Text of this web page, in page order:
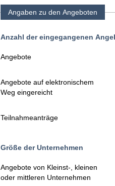
Angaben zu den Angeboten
Anzahl der eingegangenen
Angebote
Angebote auf elektronischem
Weg eingereicht
Teilnahmeanträge
Größe der Unternehmen
Angebote von Kleinst-, kleinen
oder mittleren Unternehmen